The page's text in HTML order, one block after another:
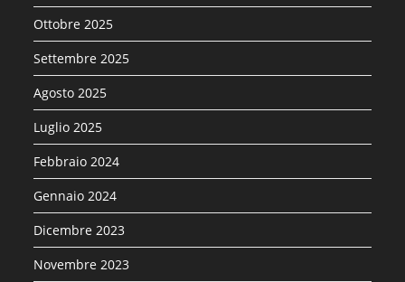
Ottobre 2025
Settembre 2025
Agosto 2025
Luglio 2025
Febbraio 2024
Gennaio 2024
Dicembre 2023
Novembre 2023